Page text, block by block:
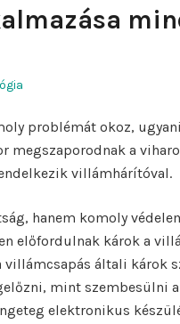
problémát okoz,
megszaporodnak a
villámhárítóval.
hanem komoly
előfordulnak károk a
általi károk
mint szembesülni
elektronikus